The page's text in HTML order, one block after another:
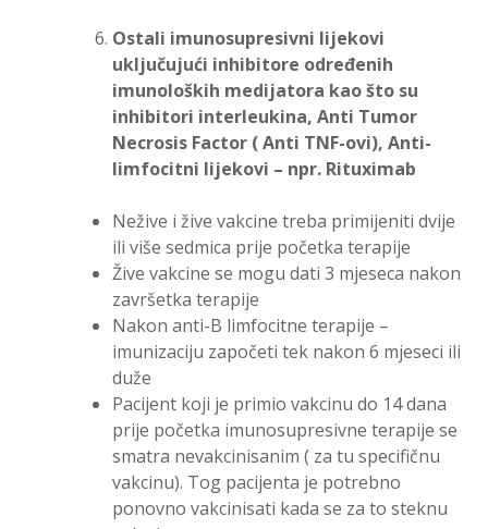
Ostali imunosupresivni lijekovi
uključujući inhibitore određenih
imunoloških medijatora kao što su
inhibitori interleukina, Anti Tumor
Necrosis Factor ( Anti TNF-ovi), Anti-
limfocitni lijekovi – npr. Rituximab
Nežive i žive vakcine treba primijeniti dvije
ili više sedmica prije početka terapije
Žive vakcine se mogu dati 3 mjeseca nakon
završetka terapije
Nakon anti-B limfocitne terapije –
imunizaciju započeti tek nakon 6 mjeseci ili
duže
Pacijent koji je primio vakcinu do 14 dana
prije početka imunosupresivne terapije se
smatra nevakcinisanim ( za tu specifičnu
vakcinu). Tog pacijenta je potrebno
ponovno vakcinisati kada se za to steknu